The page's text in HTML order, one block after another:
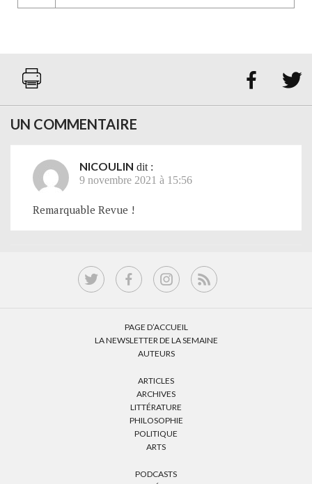
 
UN COMMENTAIRE
NICOULIN dit :
9 novembre 2021 à 15:56
Remarquable Revue !
PAGE D’ACCUEIL
LA NEWSLETTER DE LA SEMAINE
AUTEURS
ARTICLES
ARCHIVES
LITTÉRATURE
PHILOSOPHIE
POLITIQUE
ARTS
PODCASTS